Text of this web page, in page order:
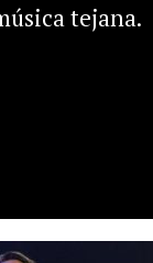
tejana.